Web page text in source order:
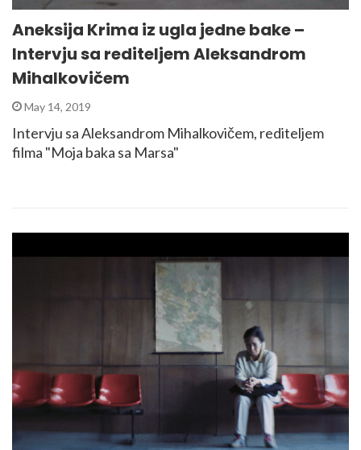
Aneksija Krima iz ugla jedne bake –
Intervju sa rediteljem Aleksandrom
Mihalkovičem
May 14, 2019
Intervju sa Aleksandrom Mihalkovičem, rediteljem
filma "Moja baka sa Marsa"